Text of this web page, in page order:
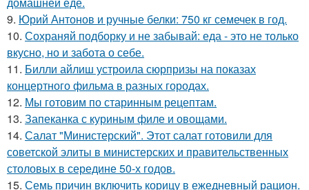
9. Юрий Антонов и ручные белки: 750 кг семечек в год.
10. Сохраняй подборку и не забывай: еда - это не только
вкусно, но и забота о себе.
11. Билли айлиш устроила сюрпризы на показах
концертного фильма в разных городах.
12. Мы готовим по старинным рецептам.
13. Запеканка с куриным филе и овощами.
14. Салат "Министерский". Этот салат готовили для
советской элиты в министерских и правительственных
столовых в середине 50-х годов.
15. Семь причин включить корицу в ежедневный рацион.